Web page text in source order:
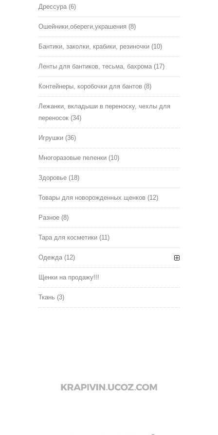
Дрессура (6)
Ошейники,обереги,украшения (8)
Бантики, заколки, крабики, резиночки (10)
Ленты для бантиков, тесьма, бахрома (17)
Контейнеры, коробочки для бантов (8)
Лежанки, вкладыши в переноску, чехлы для
переносок (34)
Игрушки (36)
Многоразовые пеленки (10)
Здоровье (18)
Товары для новорожденных щенков (12)
Разное (8)
Тара для косметики (11)
Одежда (12)
Щенки на продажу!!!
Ткань (3)